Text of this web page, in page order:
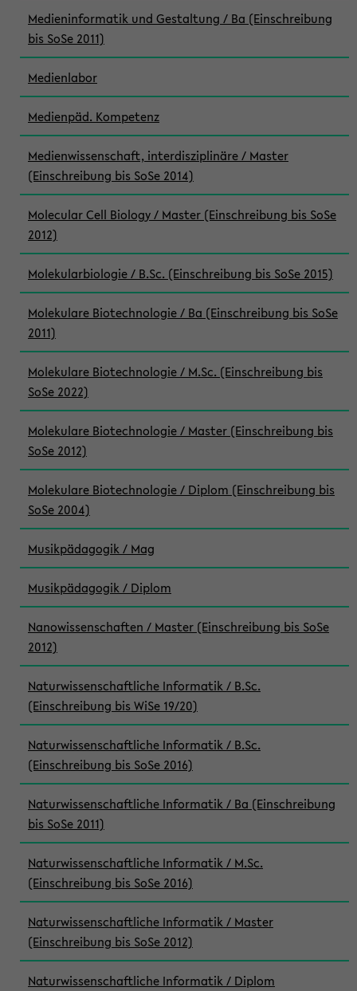
Medieninformatik und Gestaltung / Ba (Einschreibung
bis SoSe 2011)
Medienlabor
Medienpäd. Kompetenz
Medienwissenschaft, interdisziplinäre / Master
(Einschreibung bis SoSe 2014)
Molecular Cell Biology / Master (Einschreibung bis SoSe
2012)
Molekularbiologie / B.Sc. (Einschreibung bis SoSe 2015)
Molekulare Biotechnologie / Ba (Einschreibung bis SoSe
2011)
Molekulare Biotechnologie / M.Sc. (Einschreibung bis
SoSe 2022)
Molekulare Biotechnologie / Master (Einschreibung bis
SoSe 2012)
Molekulare Biotechnologie / Diplom (Einschreibung bis
SoSe 2004)
Musikpädagogik / Mag
Musikpädagogik / Diplom
Nanowissenschaften / Master (Einschreibung bis SoSe
2012)
Naturwissenschaftliche Informatik / B.Sc.
(Einschreibung bis WiSe 19/20)
Naturwissenschaftliche Informatik / B.Sc.
(Einschreibung bis SoSe 2016)
Naturwissenschaftliche Informatik / Ba (Einschreibung
bis SoSe 2011)
Naturwissenschaftliche Informatik / M.Sc.
(Einschreibung bis SoSe 2016)
Naturwissenschaftliche Informatik / Master
(Einschreibung bis SoSe 2012)
Naturwissenschaftliche Informatik / Diplom